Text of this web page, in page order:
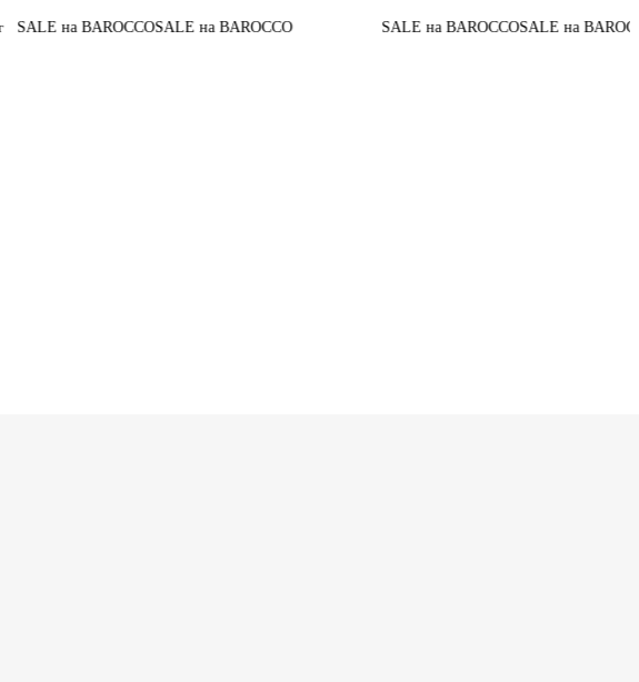
SALE на BAROCCO SALE на BAROCCOSALE на BAROCCOДо конца